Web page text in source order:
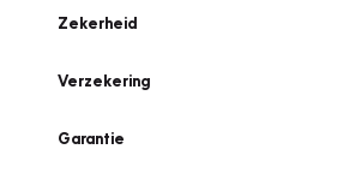
Zekerheid
Verzekering
Garantie